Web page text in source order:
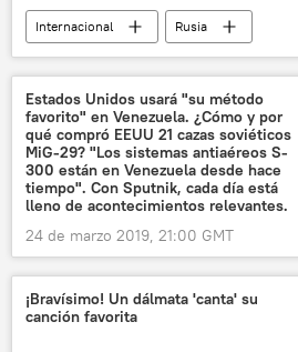
Internacional
Rusia
América del Norte
EEUU
Donald Trump
informe
noticias
Estados Unidos usará "su método
favorito" en Venezuela. ¿Cómo y por
qué compró EEUU 21 cazas soviéticos
MiG-29? "Los sistemas antiaéreos S-
300 están en Venezuela desde hace
tiempo". Con Sputnik, cada día está
lleno de acontecimientos relevantes.
24 de marzo 2019, 21:00 GMT
¡Bravísimo! Un dálmata 'canta' su
canción favorita